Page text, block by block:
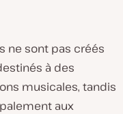
ne sont pas créés
à des
musicales, tandis
aux